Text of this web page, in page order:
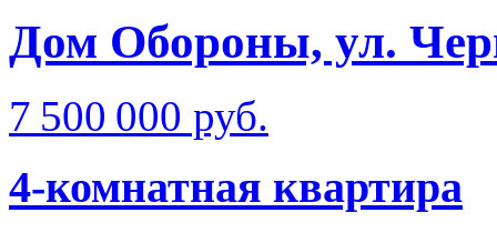
Дом Обороны, ул.
7 500 000 руб.
4-комнатная квартира